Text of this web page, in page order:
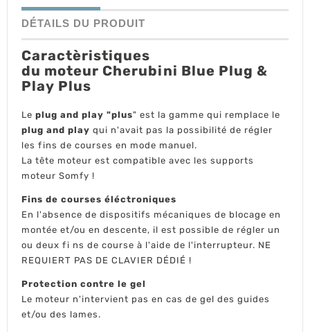
DÉTAILS DU PRODUIT
Caractèristiques
du moteur Cherubini Blue Plug &
Play Plus
Le plug and play "plus" est la gamme qui remplace le
plug and play qui n'avait pas la possibilité de régler
les fins de courses en mode manuel.
La tête moteur est compatible avec les supports
moteur Somfy !
Fins de courses éléctroniques
En l'absence de dispositifs mécaniques de blocage en
montée et/ou en descente, il est possible de régler un
ou deux fi ns de course à l'aide de l'interrupteur. NE
REQUIERT PAS DE CLAVIER DÉDIÉ !
Protection contre le gel
Le moteur n'intervient pas en cas de gel des guides
et/ou des lames.